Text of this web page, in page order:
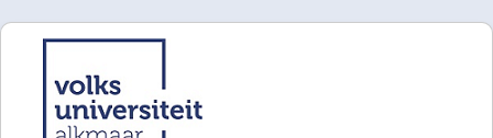
Skip
content